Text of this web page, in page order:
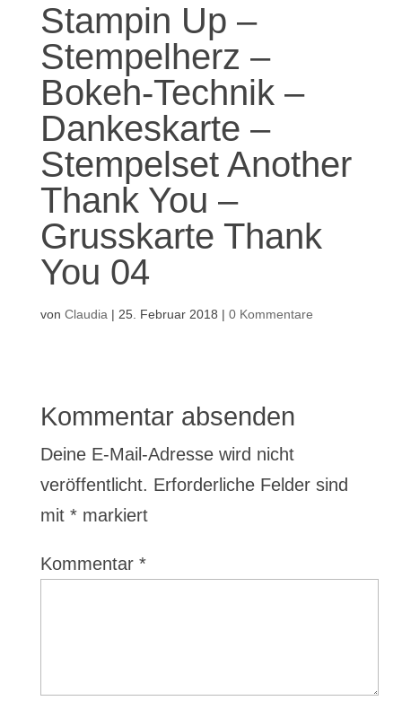
Stampin Up –
Stempelherz –
Bokeh-Technik –
Dankeskarte –
Stempelset Another
Thank You –
Grusskarte Thank
You 04
von Claudia | 25. Februar 2018 | 0 Kommentare
Kommentar absenden
Deine E-Mail-Adresse wird nicht
veröffentlicht. Erforderliche Felder sind
mit *markiert
Kommentar *